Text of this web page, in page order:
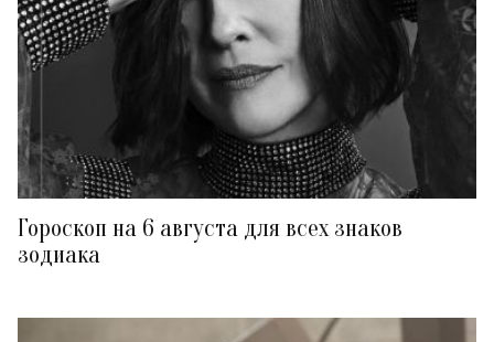
Гороскоп на 6 августа для всех знаков
зодиака